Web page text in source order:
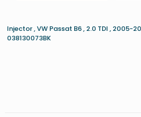
Injector , VW Passat B6 , 2.0 TDI , 2005-
038130073BK